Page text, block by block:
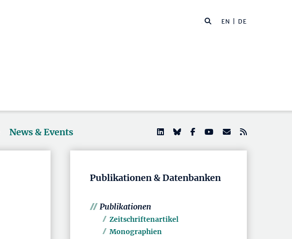
EN | DE
News & Events
Publikationen & Datenbanken
Publikationen
Zeitschriftenartikel
Monographien